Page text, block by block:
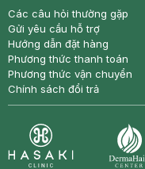
Các câu hỏi thường gặp
Gửi yêu cầu hỗ trợ
Hướng dẫn đặt hàng
Phương thức thanh toán
Phương thức vận chuyển
Chính sách đổi trả